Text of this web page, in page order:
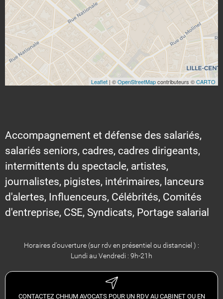
Leaflet | ©OpenStreetMapcontributeurs ©CARTO
Accompagnement et défense des salariés,
salariés seniors, cadres, cadres dirigeants,
intermittents du spectacle, artistes,
journalistes, pigistes, intérimaires, lanceurs
d'alertes, Influenceurs, Célébrités, Comités
d'entreprise, CSE, Syndicats, Portage salarial
Horaires d'ouverture (sur rdv en présentiel ou distanciel ) :
Lundi au Vendredi : 9h-21h
CONTACTEZ CHHUM AVOCATS POUR UN RDV AU CABINET OU EN